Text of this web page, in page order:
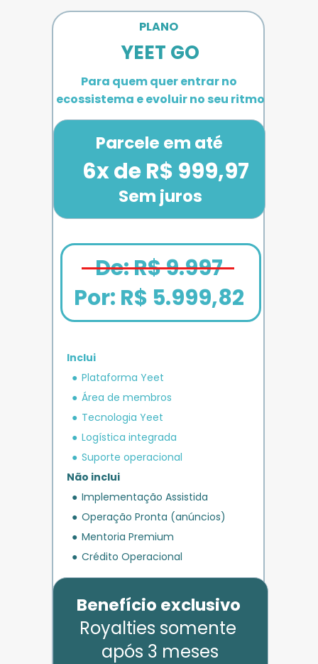
PLANO
PLANO
IMPULSO
YEET GO
Para quem quer entrar no
ecossistema e evoluir no seu ritmo
Parcele em até
Parcele em até
12x de R$ 1.666,67
Sem juros
Inclui
Plataforma Yeet
Área de membros
Tecnologia Yeet
Logística integrada
Suporte operacional
Não inclui
Implementação Assistida
Operação Pronta (anúncios)
Mentoria Premium
Crédito Operacional
Bônus exclusivo
+ R$ 5.000
Yeet
Benefício exclusivo
6x de R$ 999,97
De: R$ 9.997
Por: R$ 5.999,82
Royalties somente
após 3 meses
Benefício exclusivo